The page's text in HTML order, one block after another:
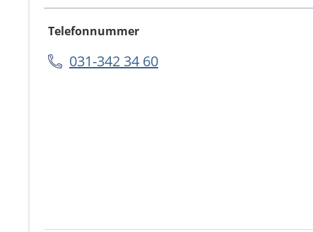
Telefonnummer
031-342 34 60